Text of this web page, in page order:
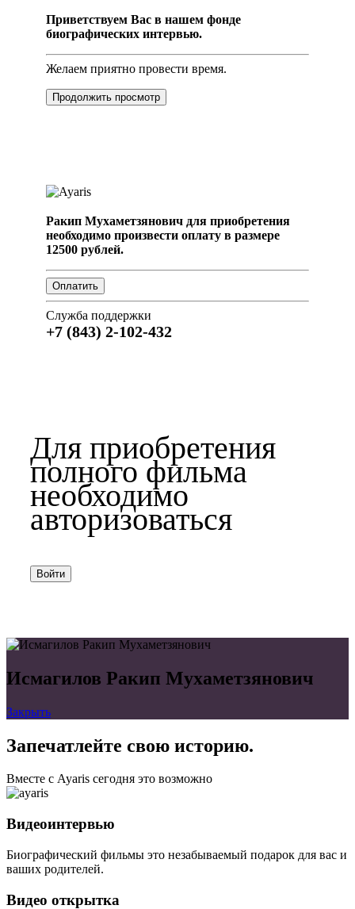
Приветствуем Вас в нашем фонде
биографических интервью.
Желаем приятно провести время.
Продолжить просмотр
Ракип Мухаметзянович для приобретения
необходимо произвести оплату в размере
12500 рублей.
Служба поддержки
+7 (843) 2-102-432
Для приобретения
полного фильма
необходимо
авторизоваться
Войти
Исмагилов Ракип Мухаметзянович
Закрыть
Запечатлейте свою историю.
Вместе с Ayaris сегодня это возможно
Видеоинтервью
Биографический фильмы это незабываемый подарок для вас и
ваших родителей.
Видео открытка